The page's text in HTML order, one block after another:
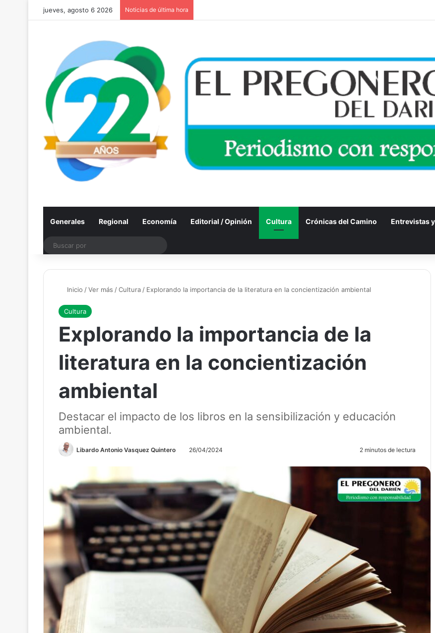
jueves, agosto 6 2026 Noticias de última hora
Generales Regional Economía Editorial / Opinión Cultura Crónicas del Camino Entrevistas
Inicio /Ver más /Cultura / Explorando la importancia de la literatura en la concientización ambiental
Cultura
Explorando la importancia de la
literatura en la concientización
ambiental
Destacar el impacto de los libros en la sensibilización y educación
ambiental.
Libardo Antonio Vasquez Quintero 26/04/2024 2 minutos de lectura